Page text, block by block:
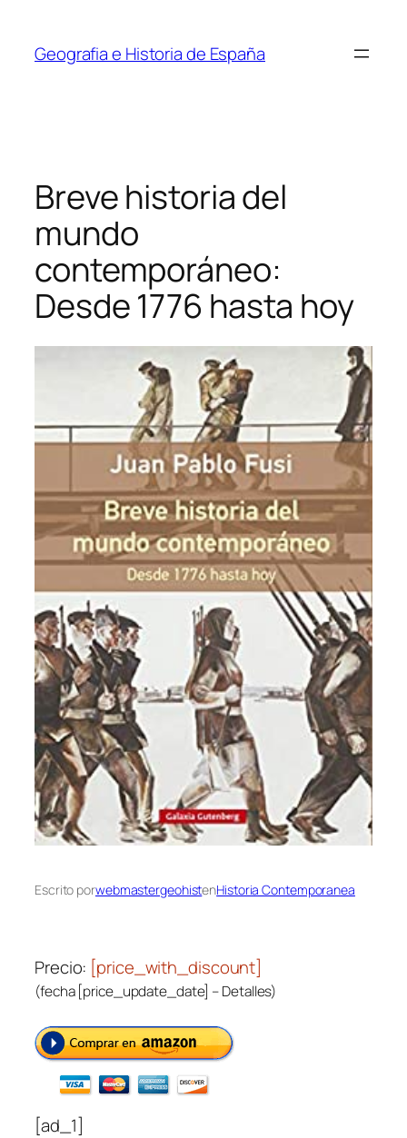
contenido
Geografia e Historia de España
Breve historia del
mundo
contemporáneo:
Desde 1776 hasta hoy
Escrito porwebmastergeohistenHistoria Contemporanea
Precio: [price_with_discount]
(fecha [price_update_date] –Detalles)
[ad_1]